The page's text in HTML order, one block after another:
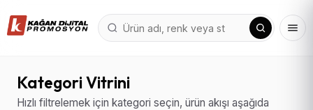
Kategori Vitrini
Hızlı filtrelemek için kategori seçin, ürün akışı aşağıda